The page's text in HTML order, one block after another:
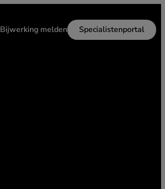
Bijwerking melden Specialistenportal